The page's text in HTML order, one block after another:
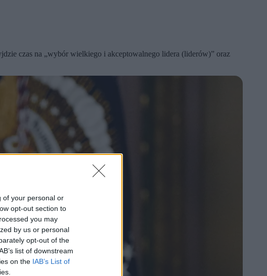
of your personal or
opt-out section to
you may
by us or personal
opt-out of the
list of downstream
on the IAB’s List of
czas na „wybór wielkiego i akceptowalnego lidera (liderów)” oraz